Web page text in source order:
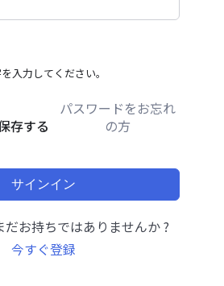
入力してください。
存する
パスワードをお忘れ
の方
サインイン
お持ちではありませんか ?
今すぐ登録